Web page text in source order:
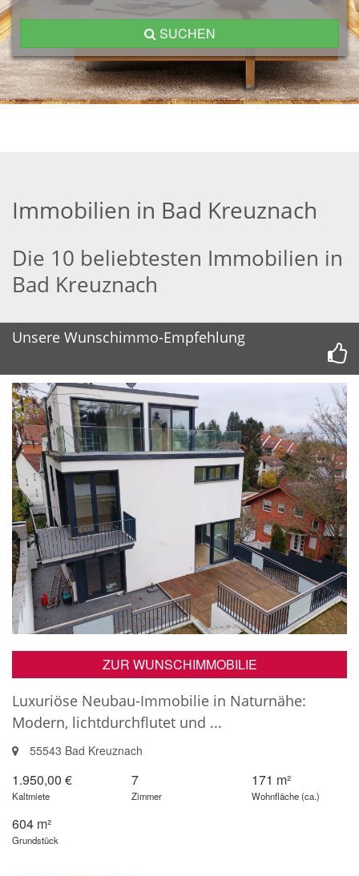
SUCHEN
Immobilien in Bad Kreuznach
Die 10 beliebtesten Immobilien in
Bad Kreuznach
Unsere Wunschimmo-Empfehlung
ZUR WUNSCHIMMOBILIE
Luxuriöse Neubau-Immobilie in Naturnähe:
Modern, lichtdurchflutet und ...
55543 Bad Kreuznach
1.950,00 €
Kaltmiete
7
Zimmer
171 m²
Wohnfläche (ca.)
604 m²
Grundstück